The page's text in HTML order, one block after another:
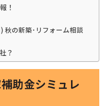
！
秋の新築･リフォーム相談
？
助金シミュレ